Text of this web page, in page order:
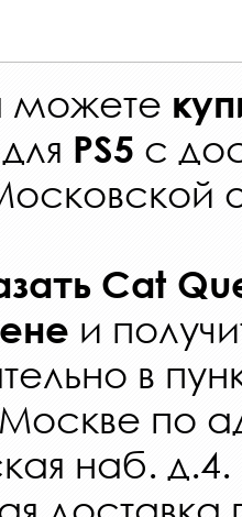
можете
для PS5 с
Cat
и
в
по
наб. д.4.